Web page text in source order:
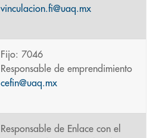
vinculacion.fi@uaq.mx
Fijo: 7046
Responsable de emprendimiento
cefin@uaq.mx
Responsable de Enlace con el